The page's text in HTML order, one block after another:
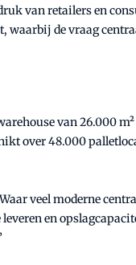
van retailers en
waarbij de vraag
van 26.000
over 48.000
veel moderne
en